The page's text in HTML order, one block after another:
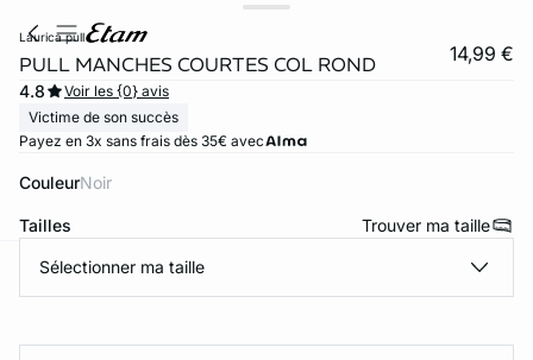
laurica pull
PULL MANCHES COURTES COL ROND 14,99 €
4.8
Voir les {0} avis
Victime de son succès
Payez en 3x sans frais dès 35€ avec
Couleur noir
Tailles Trouver ma taille
Sélectionner ma taille